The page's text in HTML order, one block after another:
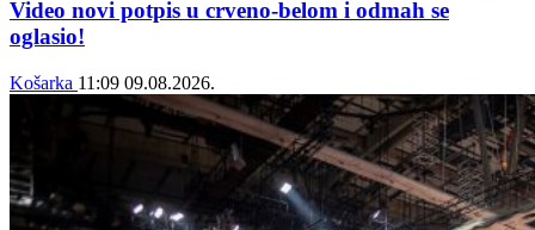
Video novi potpis u crveno-belom i odmah se
oglasio!
Košarka 11:09 09.08.2026.